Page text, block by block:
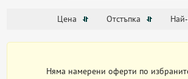
Цена Отстъпка
Няма намерени оферти по